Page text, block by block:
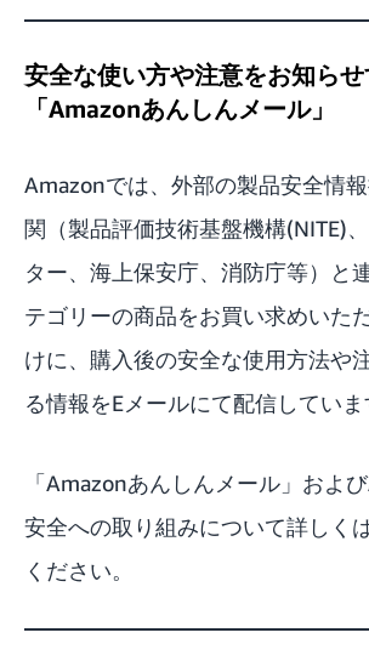
安全な使い方や注意をお知らせ
「Amazonあんしんメール」
Amazonでは、外部の製品安全情
関（製品評価技術基盤機構(NITE)
ター、海上保安庁、消防庁等）と
テゴリーの商品をお買い求めいた
けに、購入後の安全な使用方法や
る情報をEメールにて配信していま
「Amazonあんしんメール」およ
安全への取り組みについて詳しく
ください。